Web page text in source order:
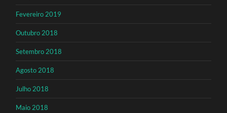
Fevereiro 2019
Outubro 2018
Setembro 2018
Agosto 2018
Julho 2018
Maio 2018